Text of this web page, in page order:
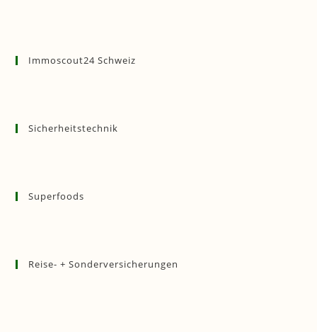
Immoscout24 Schweiz
Sicherheitstechnik
Superfoods
Reise- + Sonderversicherungen